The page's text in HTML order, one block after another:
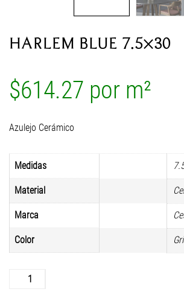
HARLEM BLUE 7.5×30
$614.27 por m²
Azulejo Cerámico
Medidas
Material
Marca
Color
Harlem